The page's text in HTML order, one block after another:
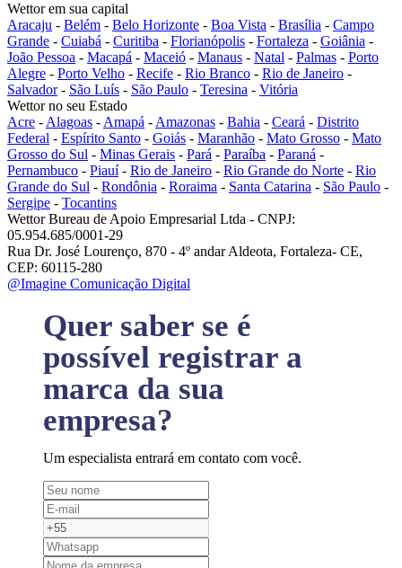
Wettor em sua capital
Aracaju - Belém - Belo Horizonte - Boa Vista - Brasília - Campo
Grande - Cuiabá - Curitiba - Florianópolis - Fortaleza - Goiânia -
João Pessoa - Macapá - Maceió - Manaus - Natal - Palmas - Porto
Alegre - Porto Velho - Recife - Rio Branco - Rio de Janeiro -
Salvador- São Luís - São Paulo - Teresina - Vitória
Wettor no seu Estado
Acre - Alagoas - Amapá - Amazonas - Bahia - Ceará - Distrito
Federal - Espírito Santo - Goiás - Maranhão - Mato Grosso - Mato
Grosso do Sul - Minas Gerais - Pará - Paraíba - Paraná -
Pernambuco - Piauí- Rio de Janeiro - Rio Grande do Norte - Rio
Grande do Sul - Rondônia - Roraima - Santa Catarina - São Paulo -
Sergipe - Tocantins
Wettor Bureau de Apoio Empresarial Ltda - CNPJ:
05.954.685/0001-29
Rua Dr. José Lourenço, 870 - 4º andar Aldeota, Fortaleza- CE,
CEP: 60115-280
@Imagine Comunicação Digital
Quer saber se é
possível registrar a
marca da sua
empresa?
Um especialista entrará em contato com você.